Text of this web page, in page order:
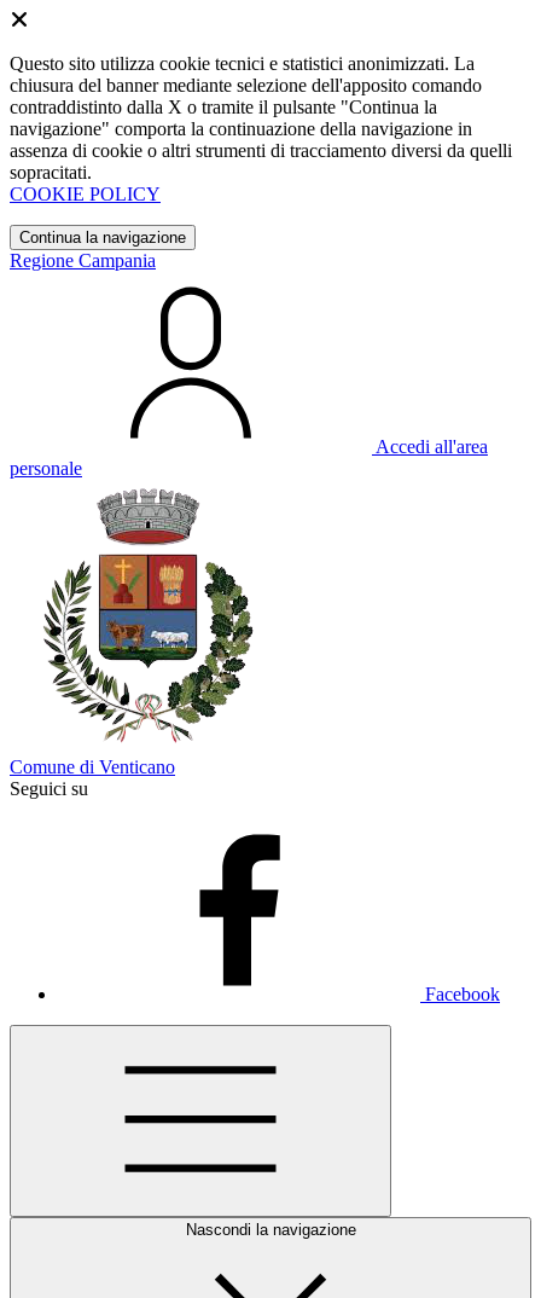
Questo sito utilizza cookie tecnici e statistici anonimizzati. La
chiusura del banner mediante selezione dell'apposito comando
contraddistinto dalla X o tramite il pulsante "Continua la
navigazione" comporta la continuazione della navigazione in
assenza di cookie o altri strumenti di tracciamento diversi da quelli
sopracitati.
COOKIE POLICY
Continua la navigazione
Regione Campania
Accedi all'area
personale
Comune di Venticano
Seguici su
Facebook
Nascondi la navigazione